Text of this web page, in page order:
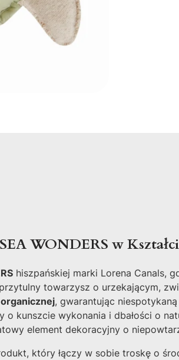
WONDERS w
hiszpańskiej marki Lorena Canals,
towarzysz o urzekającym,
organicznej, gwarantując
o kunszcie wykonania i dbałości o
element dekoracyjny o
który łączy w sobie troskę o